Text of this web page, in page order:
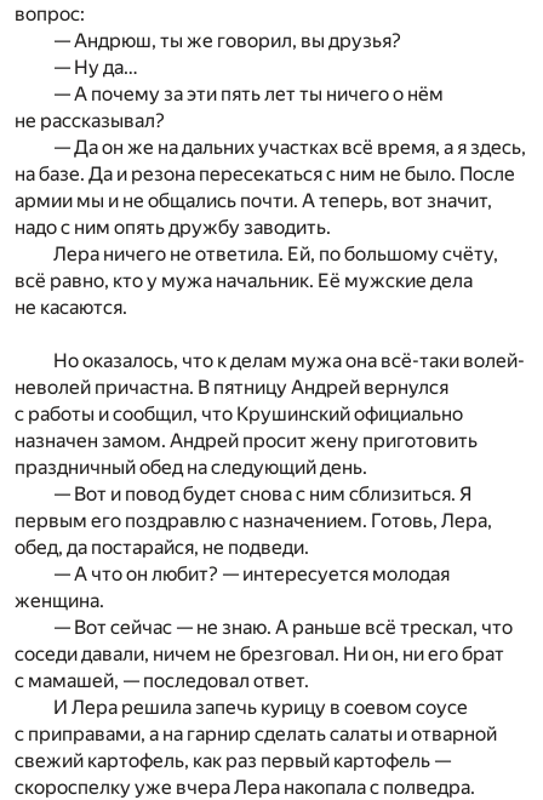
вопрос:
— Андрюш, ты же говорил, вы друзья?
— Ну да…
— А почему за эти пять лет ты ничего о нём
не рассказывал?
— Да он же на дальних участках всё время, а я здесь,
на базе. Да и резона пересекаться с ним не было. После
армии мы и не общались почти. А теперь, вот значит,
надо с ним опять дружбу заводить.
Лера ничего не ответила. Ей, по большому счёту,
всё равно, кто у мужа начальник. Её мужские дела
не касаются.
Но оказалось, что к делам мужа она всё-таки волей-
неволей причастна. В пятницу Андрей вернулся
с работы и сообщил, что Крушинский официально
назначен замом. Андрей просит жену приготовить
праздничный обед на следующий день.
— Вот и повод будет снова с ним сблизиться. Я
первым его поздравлю с назначением. Готовь, Лера,
обед, да постарайся, не подведи.
— А что он любит? — интересуется молодая
женщина.
— Вот сейчас — не знаю. А раньше всё трескал, что
соседи давали, ничем не брезговал. Ни он, ни его брат
с мамашей, — последовал ответ.
И Лера решила запечь курицу в соевом соусе
с приправами, а на гарнир сделать салаты и отварной
свежий картофель, как раз первый картофель —
скороспелку уже вчера Лера накопала с полведра.